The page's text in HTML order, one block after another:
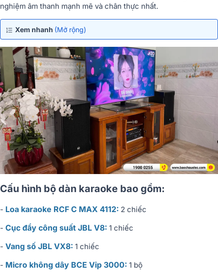
nghiệm âm thanh mạnh mẽ và chân thực nhất.
Xem nhanh (Mở rộng)
Cấu hình bộ dàn karaoke bao gồm:
- Loa karaoke RCF C MAX 4112: 2 chiếc
- Cục đẩy công suất JBL V8: 1 chiếc
- Vang số JBL VX8: 1 chiếc
- Micro không dây BCE Vip 3000: 1 bộ